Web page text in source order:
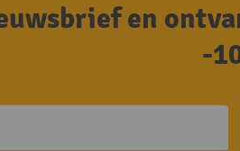
en
-